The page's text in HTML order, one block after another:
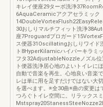
キレイ便座29ターボ洗浄
6AquaCeramicアクアセラミック
30おしりマルチフィット洗浄
座7Proguardプロガード
ス便器31Oscillatingおしりワイド
ト8HyperKilamicハイパーキラミ
フタ32AdjustableNozzleノズル
ト便器洗浄居心地のよいトイレに
自動で音楽を再生。心地良い音楽
レは単に用を足すだけではない大
を選べます。※全30曲※曲の変更は
つろぐトイレ空間に。リラックス